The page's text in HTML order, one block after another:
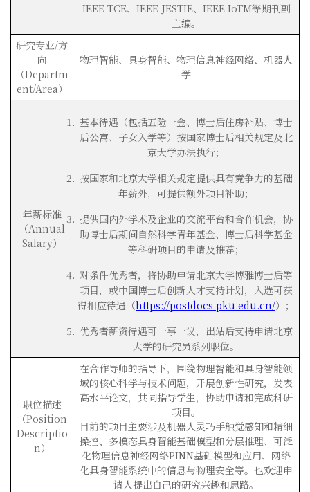
IEEE TCE、IEEE JESTIE、IEEE IoTM等期刊副
主编。
研究专业/方
向
（Departm
ent/Area）
物理智能、具身智能、物理信息神经网络、机器人
学
年薪标准
（Annual
Salary）
基本待遇（包括五险一金、博士后住房补贴、博士
后公寓、子女入学等）按国家博士后相关规定及北
京大学办法执行；
按国家和北京大学相关规定提供具有竞争力的基础
年薪外，可提供额外项目补助；
提供国内外学术及企业的交流平台和合作机会，协
助博士后期间自然科学青年基金、博士后科学基金
等科研项目的申请及推荐；
对条件优秀者，将协助申请北京大学博雅博士后等
项目，或中国博士后创新人才支持计划，入选可获
得相应待遇（https://postdocs.pku.edu.cn/）；
优秀者薪资待遇可一事一议，出站后支持申请北京
大学的研究员系列职位。
职位描述
（Position
Descriptio
n）
在合作导师的指导下，围绕物理智能和具身智能领
域的核心科学与技术问题，开展创新性研究，发表
高水平论文，共同指导学生，协助申请和完成科研
项目。
目前的项目主要涉及机器人灵巧手触觉感知和精细
操控、多模态具身智能基础模型和分层推理、可泛
化物理信息神经网络PINN基础模型和应用、网络
化具身智能系统中的信息与物理安全等。也欢迎申
请人提出自己的研究兴趣和思路。